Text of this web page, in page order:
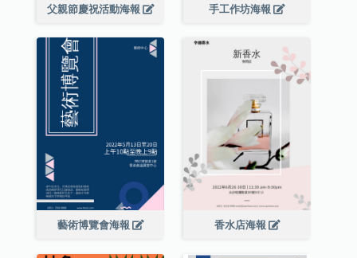
父親節慶祝活動海報 手工作坊海報
藝術博覽會海報 香水店海報